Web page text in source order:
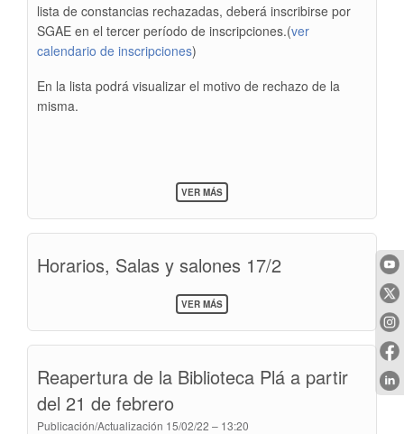
lista de constancias rechazadas, deberá inscribirse por
SGAE en el tercer período de inscripciones.(ver
calendario de inscripciones)
En la lista podrá visualizar el motivo de rechazo de la
misma.
VER MÁSSOBRE
CONSTANCIAS
Horarios, Salas y salones 17/2
VER MÁSSOBRE
HORARIOS,
17/2
Reapertura de la Biblioteca Plá a partir
del 21 de febrero
Publicación/Actualización 15/02/22 – 13:20